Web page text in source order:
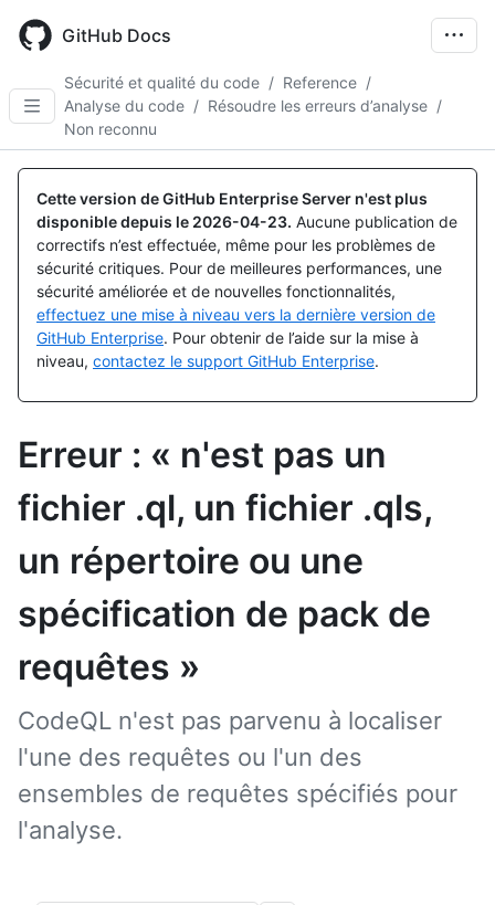
main
GitHub Docs
Sécurité et qualité du code / Reference /
Analyse du code / Résoudre les erreurs d’analyse /
Non reconnu
Cette version de GitHub Enterprise Server n'est plus
disponible depuis le 2026-04-23. Aucune publication de
correctifs n’est effectuée, même pour les problèmes de
sécurité critiques. Pour de meilleures performances, une
sécurité améliorée et de nouvelles fonctionnalités,
effectuez une mise à niveau vers la dernière version de
GitHub Enterprise. Pour obtenir de l’aide sur la mise à
niveau, contactez le support GitHub Enterprise.
Erreur : « n'est pas un
fichier .ql, un fichier .qls,
un répertoire ou une
spécification de pack de
requêtes »
CodeQL n'est pas parvenu à localiser
l'une des requêtes ou l'un des
ensembles de requêtes spécifiés pour
l'analyse.